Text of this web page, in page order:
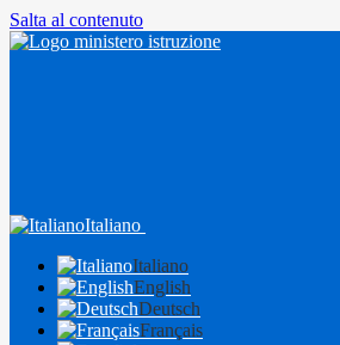
Salta al contenuto
Italiano
Italiano
English
Deutsch
Français